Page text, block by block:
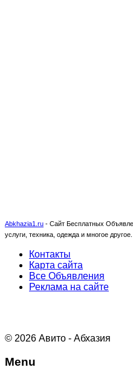
Abkhazia1.ru - Сайт Бесплатных
услуги, техника, одежда и многое другое.
Контакты
Карта сайта
Все Объявления
Реклама на сайте
© 2026 Авито - Абхазия
Menu